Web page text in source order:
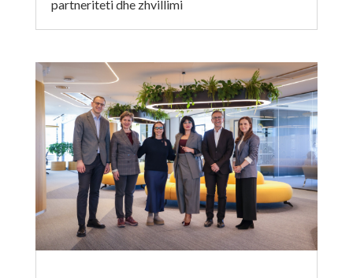
partneriteti dhe zhvillimi